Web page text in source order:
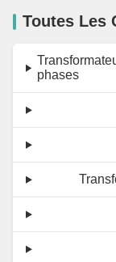
Toutes Les
phases